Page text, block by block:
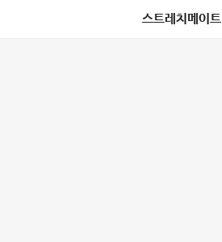
스트레치메이트